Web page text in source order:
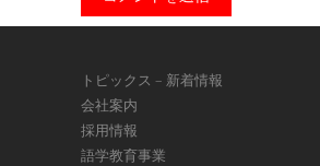
トピックス – 新着情報
会社案内
採用情報
語学教育事業